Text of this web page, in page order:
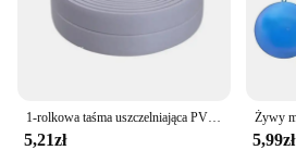
1-rolkowa taśma uszczelniająca PVC do łazienki, kuchni Taśma uszczelniająca Samoprzylepne wodoodporne naklejki ścienne Taśmy uszczelniające odporne na pleśń
5,21zł 5,99zł